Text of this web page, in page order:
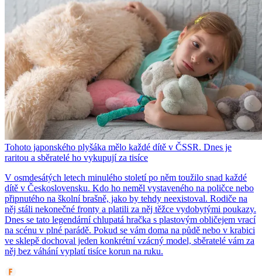
Tohoto japonského plyšáka mělo každé dítě v ČSSR. Dnes je
raritou a sběratelé ho vykupují za tisíce
V osmdesátých letech minulého století po něm toužilo snad každé
dítě v Československu. Kdo ho neměl vystaveného na poličce nebo
připnutého na školní brašně, jako by tehdy neexistoval. Rodiče na
něj stáli nekonečné fronty a platili za něj těžce vydobytými poukazy.
Dnes se tato legendární chlupatá hračka s plastovým obličejem vrací
na scénu v plné parádě. Pokud se vám doma na půdě nebo v krabici
ve sklepě dochoval jeden konkrétní vzácný model, sběratelé vám za
něj bez váhání vyplatí tisíce korun na ruku.